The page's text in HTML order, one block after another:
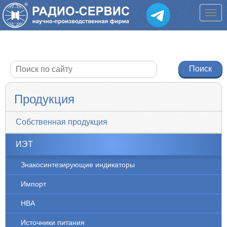
Продукция
Собственная продукция
ИЭТ
Знакосинтезирующие индикаторы
Импорт
НВА
Источники питания